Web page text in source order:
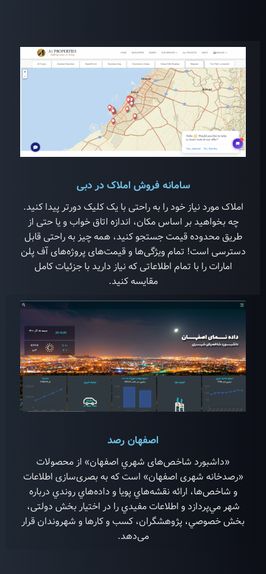
سامانه فروش املاک در دبی
املاک مورد نیاز خود را به راحتی با یک کلیک دورتر پیدا کنید.
چه بخواهید بر اساس مکان، اندازه اتاق خواب و یا حتی از
طریق محدوده قیمت جستجو کنید، همه چیز به راحتی قابل
دسترسی است! تمام ویژگی‌ها و قیمت‌های پروژه‌های آف پلن
امارات را با تمام اطلاعاتی که نیاز دارید با جزئیات کامل
مقایسه کنید.
اصفهان رصد
«داشبورد شاخص‌های شهري اصفهان» از محصولات
«رصدخانه شهری اصفهان» است که به بصری‌سازی اطلاعات
و شاخص‌ها، ارائه نقشه‌هاي پويا و داده‌هاي روندي درباره
شهر مي‌پردازد و اطلاعات مفيدي را در اختيار بخش دولتی،
بخش خصوصي، پژوهشگران، كسب و كارها و شهروندان قرار
می‌دهد.